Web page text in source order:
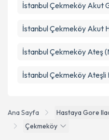
Ana Sayfa Hastaya Gore
Çekmeköy
İstanbul Çekmeköy Akut
İstanbul Çekmeköy Akut
İstanbul Çekmeköy Ateş
İstanbul Çekmeköy Ateşli